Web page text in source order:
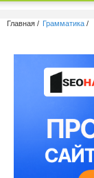
Главная Грамматика